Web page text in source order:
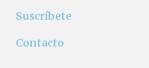
Suscríbete
Contacto